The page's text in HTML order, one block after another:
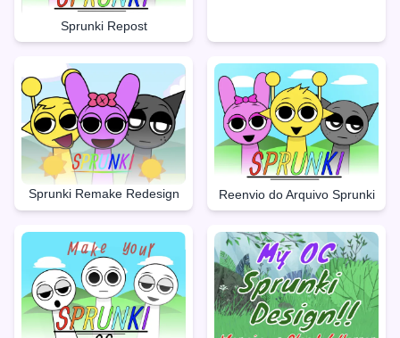
Sprunki Repost
Sprunki Remake Redesign Reenvio do Arquivo Sprunki